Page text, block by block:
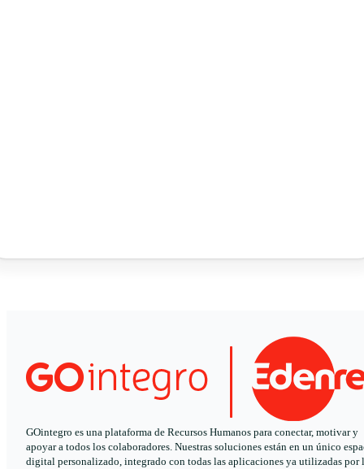
GOintegro es una plataforma de Recursos Humanos para conectar, motivar y
apoyar a todos los colaboradores. Nuestras soluciones están en un único
digital personalizado, integrado con todas las aplicaciones ya utilizadas por